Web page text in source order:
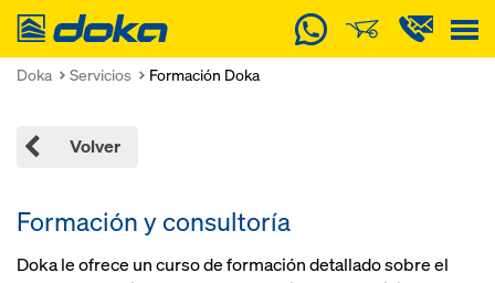
Doka
Doka Servicios Formación Doka
Volver
Formación y consultoría
Doka le ofrece un curso de formación detallado sobre el